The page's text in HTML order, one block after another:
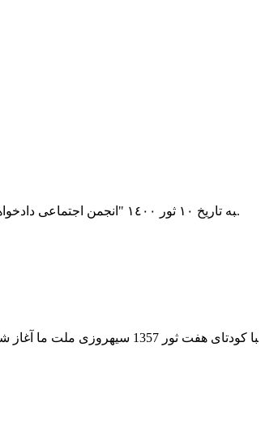
‍به تاریخ ١٠ ثور ١٤٠٠ "انجمن اجتماعى دادخواهان افغان" با همکاری گروپ "شبگرد" طرحی را به یاد خبرنگاران جان‌باخته افغان در دیوار موسسه حمایت کننده رسانه‌های آزاد افغانستان "نی" نقاشی نمودند.
‍با کودتای هفت ثور 1357